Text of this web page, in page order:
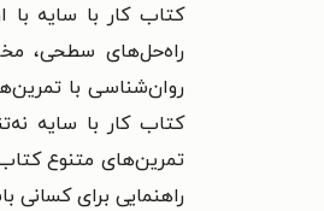
کتاب کار با سایه
راه‌حل‌های سطحی،
روان‌شناسی با
کتاب کار با سایه
تمرین‌های متنوع
راهنمایی برای کسانی